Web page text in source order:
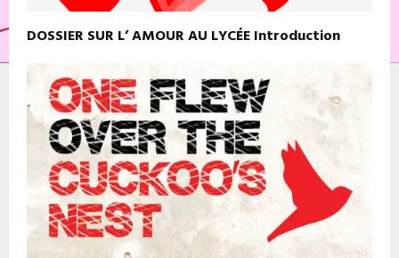
DOSSIER SUR L’ AMOUR AU LYCÉE Introduction